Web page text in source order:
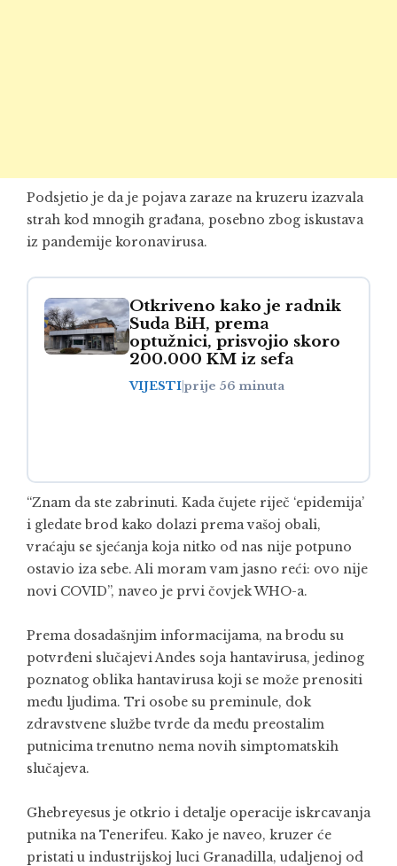
Podsjetio je da je pojava zaraze na kruzeru izazvala
strah kod mnogih građana, posebno zbog iskustava
iz pandemije koronavirusa.
Otkriveno kako je radnik
Suda BiH, prema
optužnici, prisvojio skoro
200.000 KM iz sefa
VIJESTIprije 56 minuta
“Znam da ste zabrinuti. Kada čujete riječ ‘epidemija’
i gledate brod kako dolazi prema vašoj obali,
vraćaju se sjećanja koja nitko od nas nije potpuno
ostavio iza sebe. Ali moram vam jasno reći: ovo nije
novi COVID”, naveo je prvi čovjek WHO-a.
Prema dosadašnjim informacijama, na brodu su
potvrđeni slučajevi Andes soja hantavirusa, jedinog
poznatog oblika hantavirusa koji se može prenositi
među ljudima. Tri osobe su preminule, dok
zdravstvene službe tvrde da među preostalim
putnicima trenutno nema novih simptomatskih
slučajeva.
Ghebreyesus je otkrio i detalje operacije iskrcavanja
putnika na Tenerifeu. Kako je naveo, kruzer će
pristati u industrijskoj luci Granadilla, udaljenoj od